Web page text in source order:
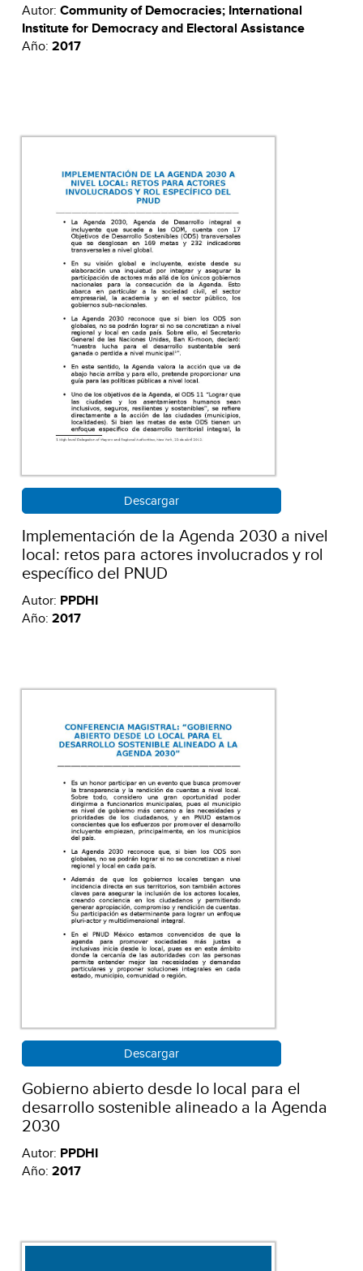
Autor: Community of Democracies; International
Institute for Democracy and Electoral Assistance
Año: 2017
Descargar
Implementación de la Agenda 2030 a nivel
local: retos para actores involucrados y rol
específico del PNUD
Autor: PPDHI
Año: 2017
Descargar
Gobierno abierto desde lo local para el
desarrollo sostenible alineado a la Agenda
2030
Autor: PPDHI
Año: 2017